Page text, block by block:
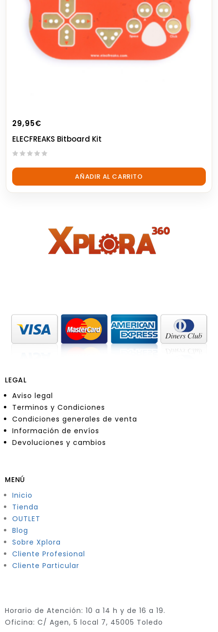
29,95€
ELECFREAKS Bitboard Kit
out
AÑADIR AL CARRITO
LEGAL
Aviso legal
Terminos y Condiciones
Condiciones generales de venta
Información de envíos
Devoluciones y cambios
MENÚ
Inicio
Tienda
OUTLET
Blog
Sobre Xplora
Cliente Profesional
Cliente Particular
Horario de Atención: 10 a 14 h y de 16 a 19.
Oficina: C/ Agen, 5 local 7, 45005 Toledo